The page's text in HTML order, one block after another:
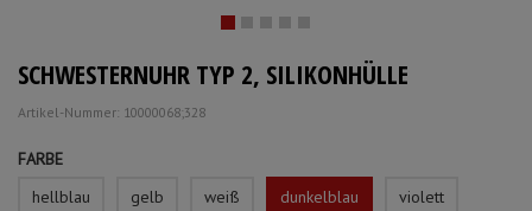
Ärmelschoner
Unterlagen und
SCHWESTERNUHR TYP 2, SILIKONHÜLLE
Artikel-Nummer: 10000068;328
FARBE
hellblau
gelb weiß dunkelblau violett